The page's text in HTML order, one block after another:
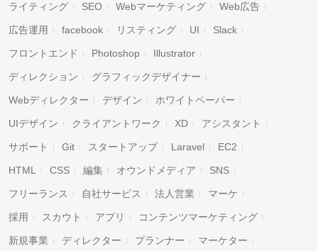
ライティング SEO Webマーケティング Web広告
広告運用 facebook リスティング UI Slack
フロントエンド Photoshop Illustrator
ディレクション グラフィックデザイナー
Webディレクター デザイン ホワイトペーパー
UIデザイン クライアントワーク XD アシスタント
サポート Git スタートアップ Laravel EC2
HTML CSS 編集 オウンドメディア SNS
フリーランス 自社サービス 法人営業 マーケ
採用 スカウト アプリ コンテンツマーケティング
新規事業 ディレクター プランナー マーケター